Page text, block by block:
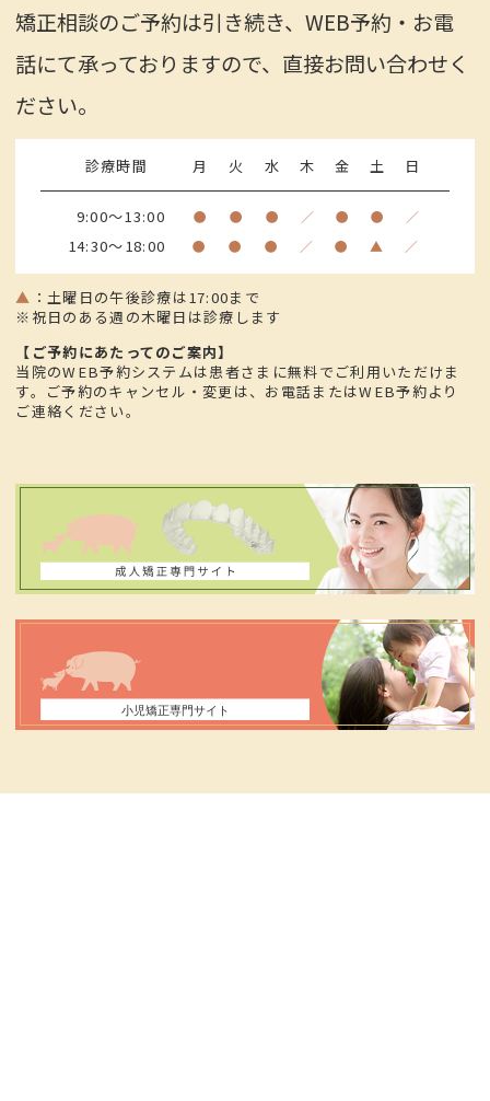
矯正相談のご予約は引き続き、WEB予約・お電
話にて承っておりますので、直接お問い合わせく
ださい。
診療時間 月 火 水 木 金 土 日
9:00～13:00 ● ● ● ／ ● ● ／
14:30～18:00 ● ● ● ／ ● ▲ ／
▲ ： 土曜日の午後診療は17:00まで
※祝日のある週の木曜日は診療します
【ご予約にあたってのご案内】
当院のWEB予約システムは患者さまに無料でご利用いただけま
す。ご予約のキャンセル・変更は、お電話またはWEB予約より
ご連絡ください。